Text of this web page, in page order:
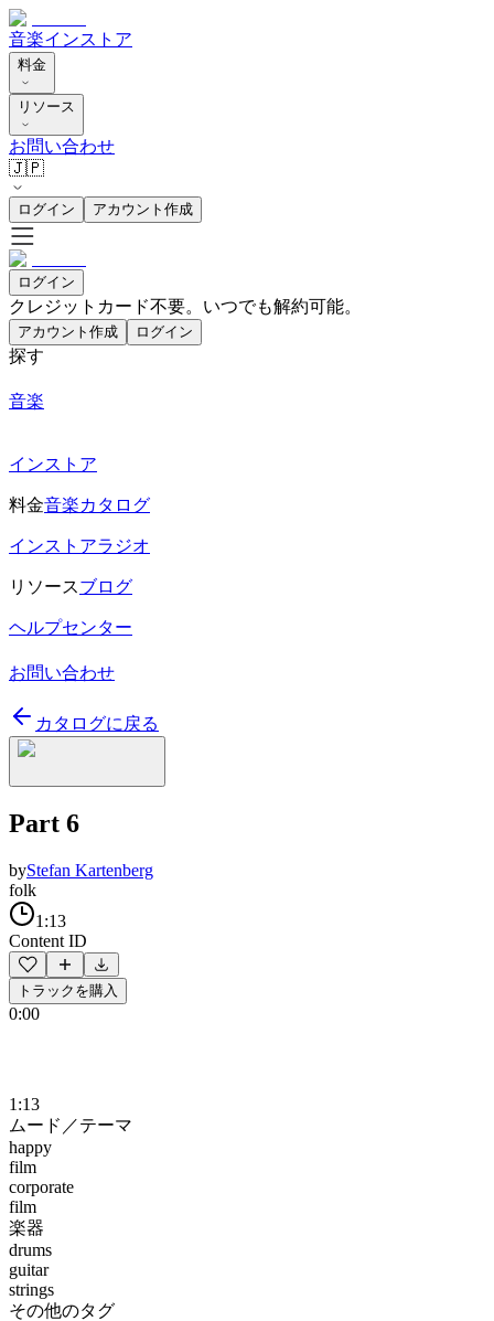
音楽インストア
料金
リソース
お問い合わせ
🇯🇵
ログイン アカウント作成
ログイン
クレジットカード不要。いつでも解約可能。
アカウント作成 ログイン
探す
音楽
インストア
料金音楽カタログ
インストアラジオ
リソースブログ
ヘルプセンター
お問い合わせ
カタログに戻る
Part 6
byStefan Kartenberg
folk
1:13
Content ID
トラックを購入
0:00
1:13
ムード／テーマ
happy
film
corporate
film
楽器
drums
guitar
strings
その他のタグ